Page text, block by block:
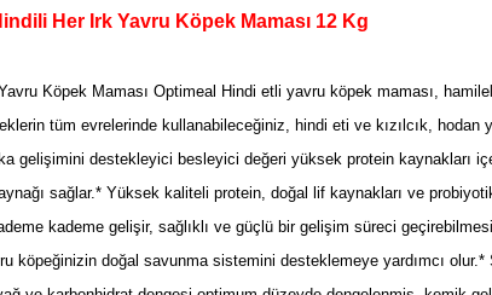
Her Irk Yavru Köpek Maması 12 Kg
Köpek Maması Optimeal Hindi etli yavru köpek maması,
tüm evrelerinde kullanabileceğiniz, hindi eti ve kızılcık,
gelişimini destekleyici besleyici değeri yüksek protein kaynakları
sağlar.* Yüksek kaliteli protein, doğal lif kaynakları ve
kademe gelişir, sağlıklı ve güçlü bir gelişim süreci
köpeğinizin doğal savunma sistemini desteklemeye yardımcı